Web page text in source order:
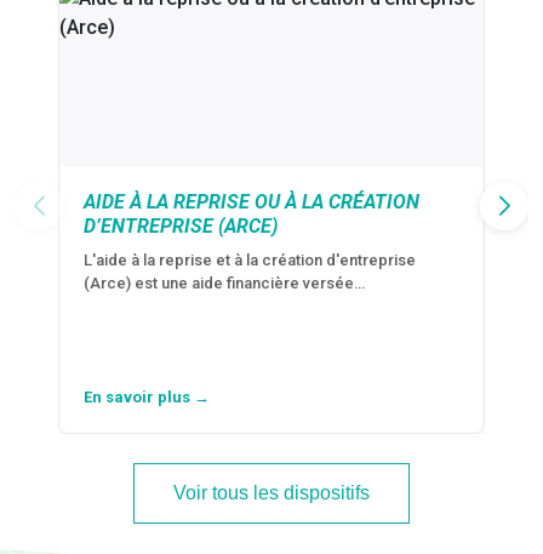
AIDE À LA REPRISE OU À LA CRÉATION
D’ENTREPRISE (ARCE)
L'aide à la reprise et à la création d'entreprise
(Arce) est une aide financière versée…
En savoir plus →
Voir tous les dispositifs